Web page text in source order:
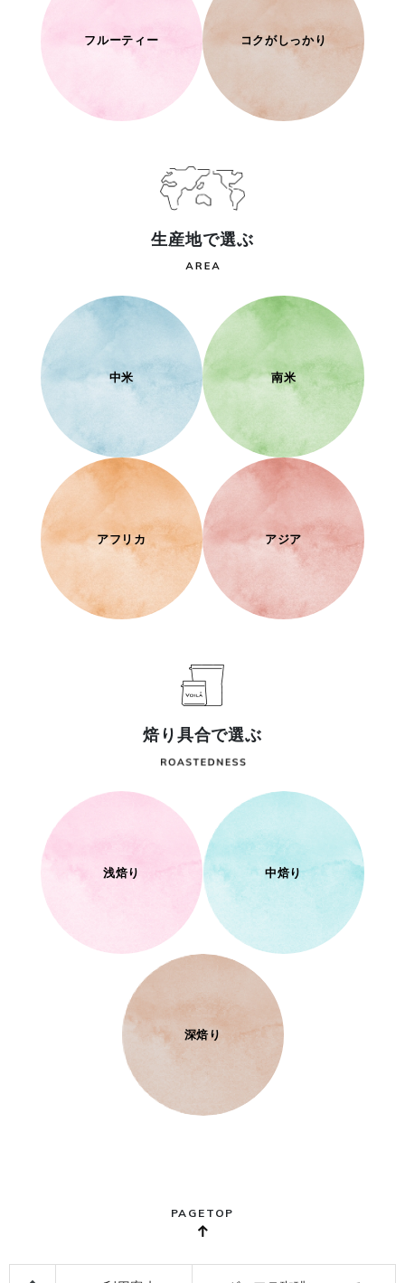
フルーティー コクがしっかり
生産地で選ぶ
中米 南米
アフリカ アジア
焙り具合で選ぶ
浅焙り 中焙り
深焙り
PAGETOP